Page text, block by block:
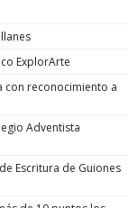
ExplorArte
con reconocimiento a
Adventista
Escritura de Guiones